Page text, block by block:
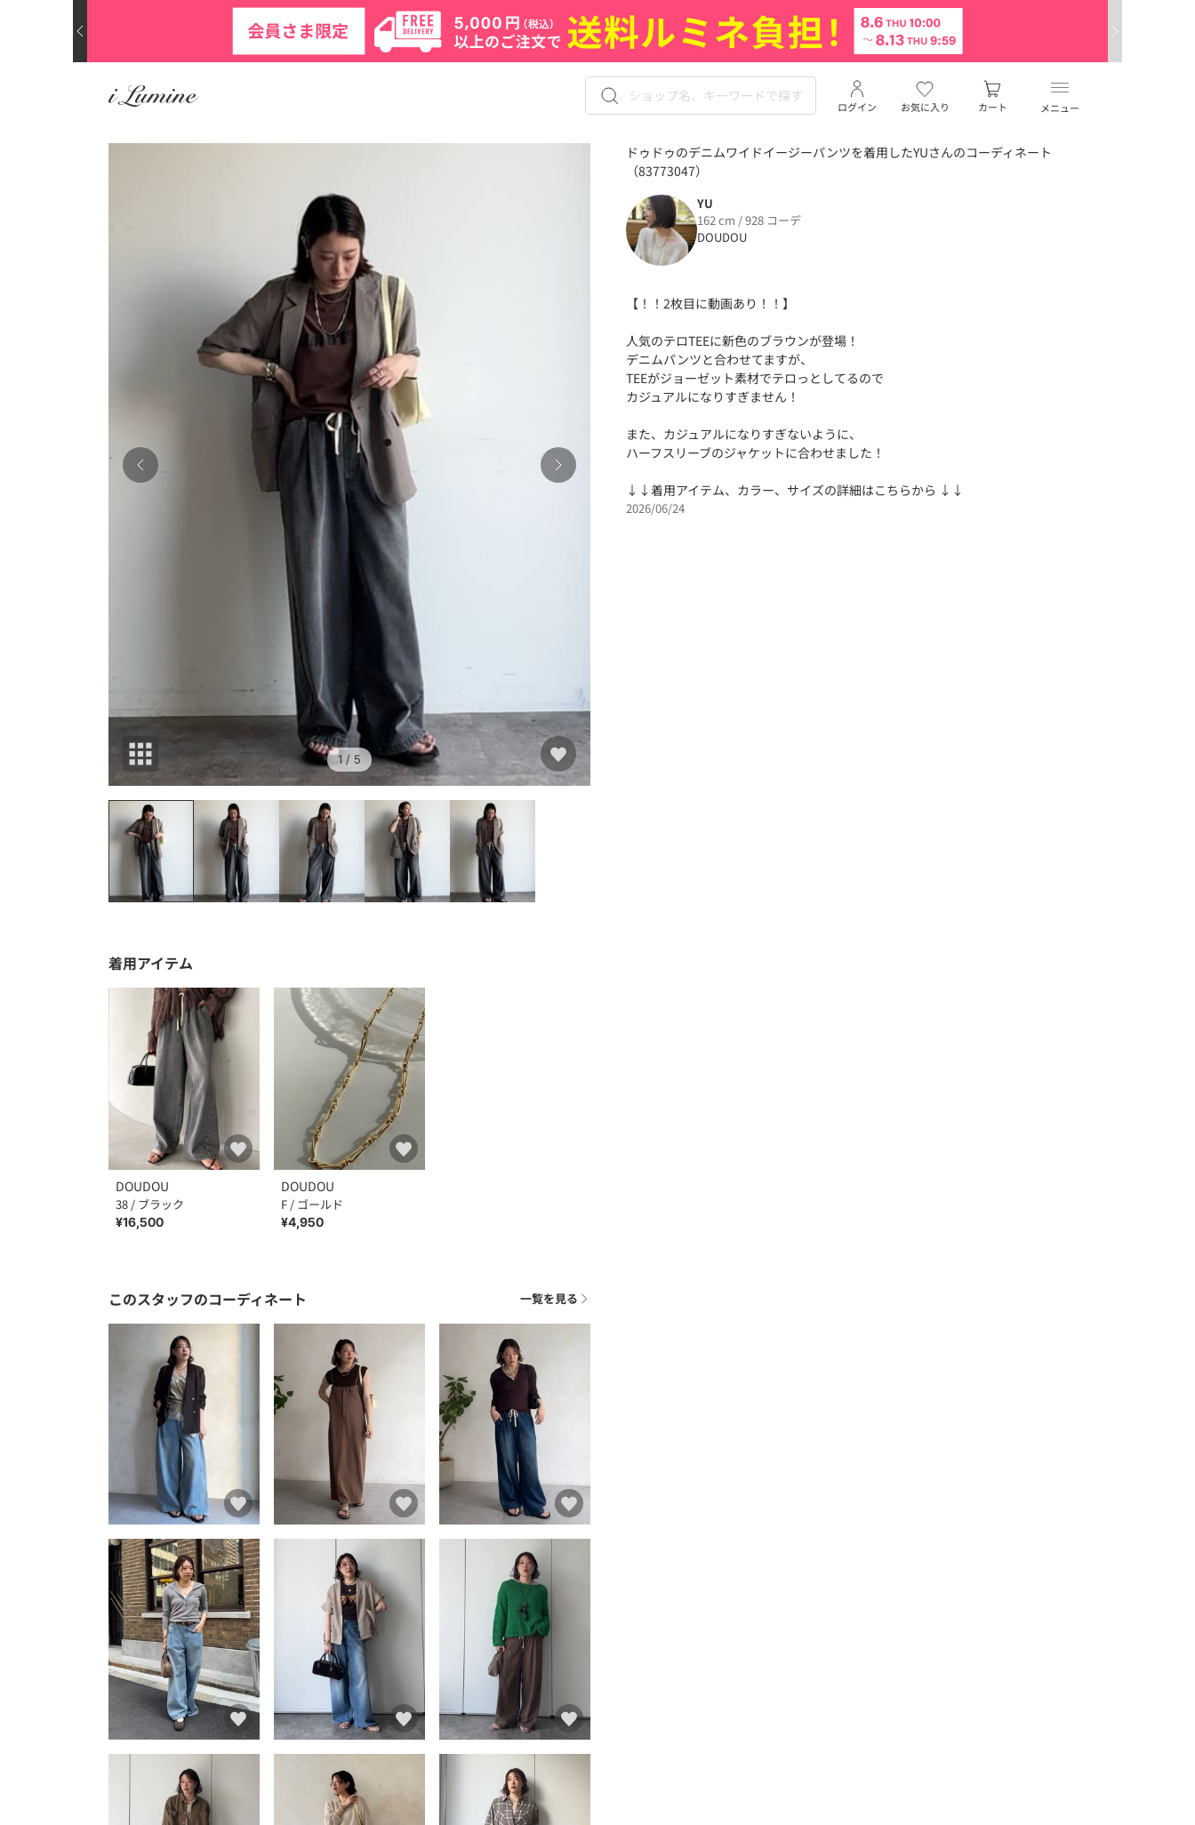
メニュー
お気に入り
ログイン カート
1 / 5
ドゥドゥのデニムワイドイージーパンツを着用したYUさんのコーディネート
（83773047）
YU
162 cm / 928 コーデ
DOUDOU
【！！2枚目に動画あり！！】
人気のテロTEEに新色のブラウンが登場！
デニムパンツと合わせてますが、
TEEがジョーゼット素材でテロっとしてるので
カジュアルになりすぎません！
また、カジュアルになりすぎないように、
ハーフスリーブのジャケットに合わせました！
↓↓着用アイテム、カラー、サイズの詳細はこちらから ↓↓
2026/06/24
着用アイテム
DOUDOU
38 / ブラック
¥16,500
DOUDOU
F / ゴールド
¥4,950
このスタッフのコーディネート 一覧を見る